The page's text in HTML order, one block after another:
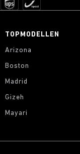
TOPMODELLEN
Arizona
Boston
Madrid
Gizeh
Mayari